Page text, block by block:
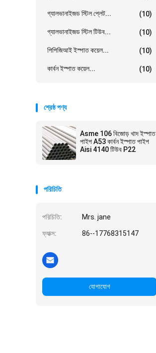
গ্যালভানাইজড স্টিল প্লেট... (10)
গ্যালভানাইজড স্টিল টিউব... (10)
পিপিজিআই ইস্পাত কয়েল... (10)
কার্বন ইস্পাত কয়েল... (10)
শ্রেষ্ঠ পণ্য
Asme 106 বিজোড় খাদ ইস্পাত
পাইপ A53 কার্বন ইস্পাত পাইপ
Aisi 4140 টিউব P22
পরিচিতি
পরিচিতি: Mrs. jane
ফ্যাক্স: 86--17768315147
যোগাযোগ